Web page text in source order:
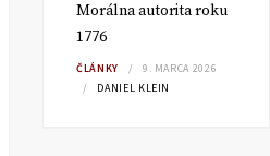
Morálna autorita roku
1776
ČLÁNKY
9. MARCA 2026
DANIEL KLEIN